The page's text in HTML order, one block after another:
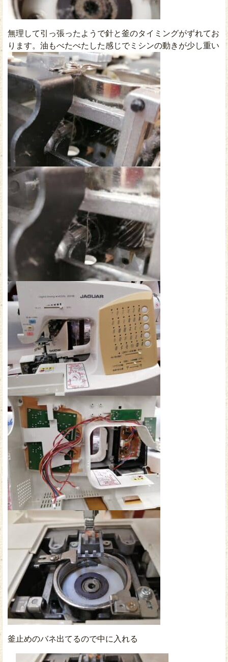
無理して引っ張ったようで針と釜のタイミングがずれてお
ります。油もべたべたした感じでミシンの動きが少し重い
釜止めのバネ出てるので中に入れる